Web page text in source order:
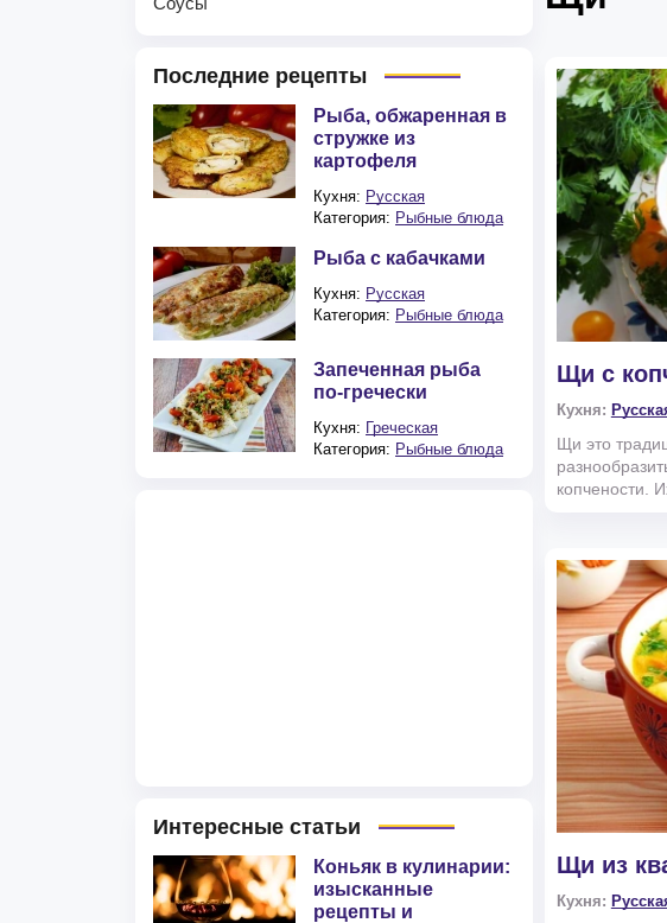
Щи с
Кухня:
Щи это
копчености.
Щи из
Кухня:
Последние рецепты
Рыба, обжаренная в
стружке из
картофеля
Кухня: Русская
Категория: Рыбные блюда
Рыба с кабачками
Кухня: Русская
Категория: Рыбные блюда
Запеченная рыба
по-гречески
Кухня: Греческая
Категория: Рыбные блюда
Интересные статьи
Коньяк в кулинарии:
изысканные
рецепты и